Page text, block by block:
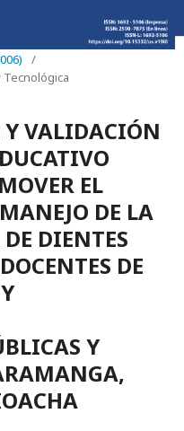
/
VALIDACIÓN
EL
DE LA
DIENTES
DE
Y